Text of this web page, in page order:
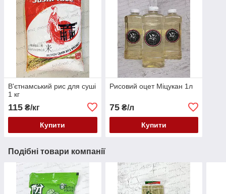
В'єтнамський рис для суші
1 кг
115 ₴/кг
Купити
Рисовий оцет Міцукан 1л
75₴/л
Купити
Подібні товари компанії